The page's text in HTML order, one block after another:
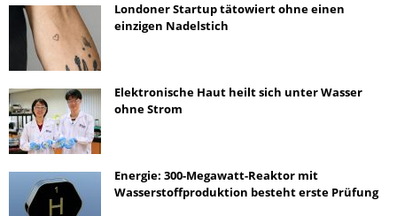
Londoner Startup tätowiert ohne einen
einzigen Nadelstich
Elektronische Haut heilt sich unter Wasser
ohne Strom
Energie: 300-Megawatt-Reaktor mit
Wasserstoffproduktion besteht erste Prüfung